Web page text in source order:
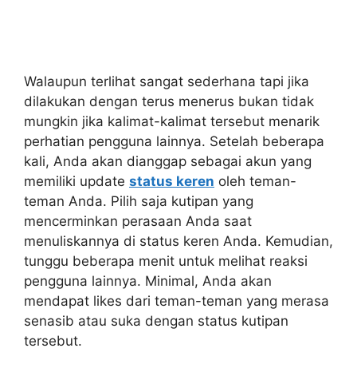
Walaupun terlihat sangat sederhana tapi jika
dilakukan dengan terus menerus bukan tidak
mungkin jika kalimat-kalimat tersebut menarik
perhatian pengguna lainnya. Setelah beberapa
kali, Anda akan dianggap sebagai akun yang
memiliki update status keren oleh teman-
teman Anda. Pilih saja kutipan yang
mencerminkan perasaan Anda saat
menuliskannya di status keren Anda. Kemudian,
tunggu beberapa menit untuk melihat reaksi
pengguna lainnya. Minimal, Anda akan
mendapat likes dari teman-teman yang merasa
senasib atau suka dengan status kutipan
tersebut.